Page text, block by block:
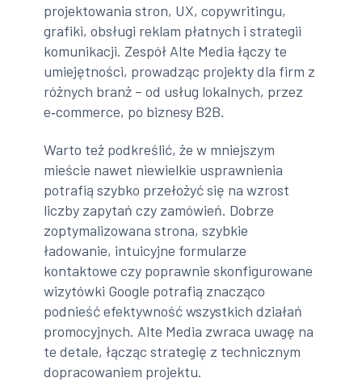
projektowania stron, UX, copywritingu,
grafiki, obsługi reklam płatnych i strategii
komunikacji. Zespół Alte Media łączy te
umiejętności, prowadząc projekty dla firm z
różnych branż – od usług lokalnych, przez
e‑commerce, po biznesy B2B.
Warto też podkreślić, że w mniejszym
mieście nawet niewielkie usprawnienia
potrafią szybko przełożyć się na wzrost
liczby zapytań czy zamówień. Dobrze
zoptymalizowana strona, szybkie
ładowanie, intuicyjne formularze
kontaktowe czy poprawnie skonfigurowane
wizytówki Google potrafią znacząco
podnieść efektywność wszystkich działań
promocyjnych. Alte Media zwraca uwagę na
te detale, łącząc strategię z technicznym
dopracowaniem projektu.